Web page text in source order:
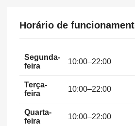
Horário de
Segunda-
feira
10:00–22:00
Terça-
feira
10:00–22:00
Quarta-
feira
10:00–22:00